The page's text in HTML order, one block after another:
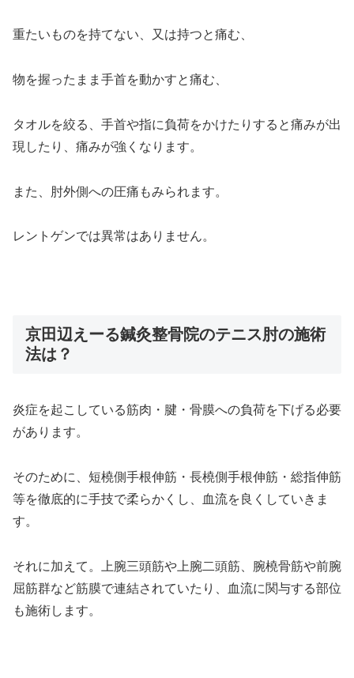
重たいものを持てない、又は持つと痛む、
物を握ったまま手首を動かすと痛む、
タオルを絞る、手首や指に負荷をかけたりすると痛みが出
現したり、痛みが強くなります。
また、肘外側への圧痛もみられます。
レントゲンでは異常はありません。
京田辺えーる鍼灸整骨院のテニス肘の施術
法は？
炎症を起こしている筋肉・腱・骨膜への負荷を下げる必要
があります。
そのために、短橈側手根伸筋・長橈側手根伸筋・総指伸筋
等を徹底的に手技で柔らかくし、血流を良くしていきま
す。
それに加えて。上腕三頭筋や上腕二頭筋、腕橈骨筋や前腕
屈筋群など筋膜で連結されていたり、血流に関与する部位
も施術します。